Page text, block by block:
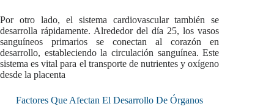
Por otro lado, el sistema cardiovascular también se
desarrolla rápidamente. Alrededor del día 25, los vasos
sanguíneos primarios se conectan al corazón en
desarrollo, estableciendo la circulación sanguínea. Este
sistema es vital para el transporte de nutrientes y oxígeno
desde la placenta
Factores Que Afectan El Desarrollo De Órganos